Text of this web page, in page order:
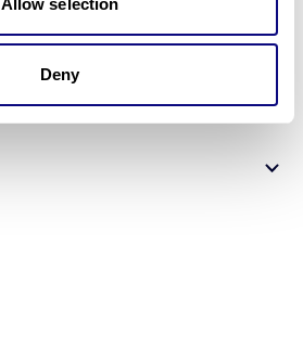
Deny
10 11